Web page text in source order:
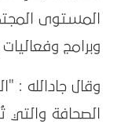
المستوى
وبرامج
وقال جادالله :
الصحافة والتي